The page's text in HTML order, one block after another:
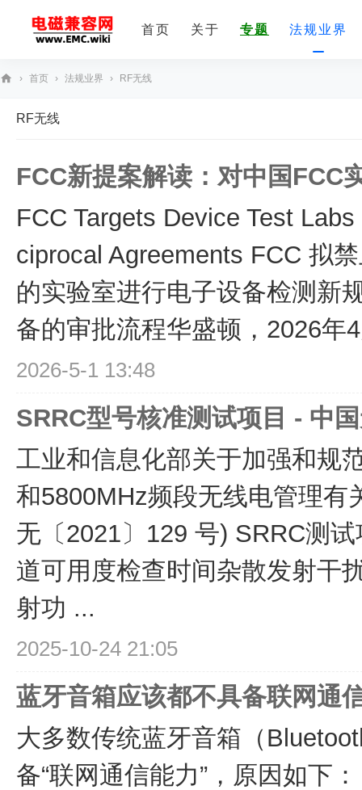
首页 关于 专题 法规业界
› 首页 › 法规业界 › RF无线
RF无线
FCC新提案解读：对中国FCC
FCC Targets Device Test
ciprocal Agreements FCC 拟
的实验室进行电子设备检测新
备的审批流程华盛顿，2026
2026-5-1 13:48
SRRC型号核准测试项目 - 中
工业和信息化部关于加强和规
和5800MHz频段无线电管理有
无〔2021〕129 号) SRRC测
道可用度检查时间杂散发射干
射功 ...
2025-10-24 21:05
蓝牙音箱应该都不具备联网通
大多数传统蓝牙音箱（
备“联网通信能力”，原因如下